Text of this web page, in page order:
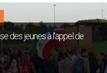
des jeunes à l'appel de